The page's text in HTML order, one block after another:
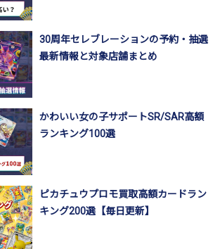
30周年セレブレーションの予約・抽選
最新情報と対象店舗まとめ
かわいい女の子サポートSR/SAR高額
ランキング100選
ピカチュウプロモ買取高額カードラン
キング200選【毎日更新】